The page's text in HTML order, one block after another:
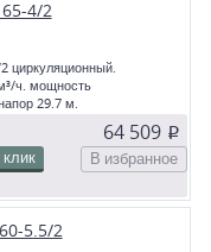
4/2
циркуляционный.
ч. мощность
29.7 м.
64 509 p
клик
В избранное
5.5/2